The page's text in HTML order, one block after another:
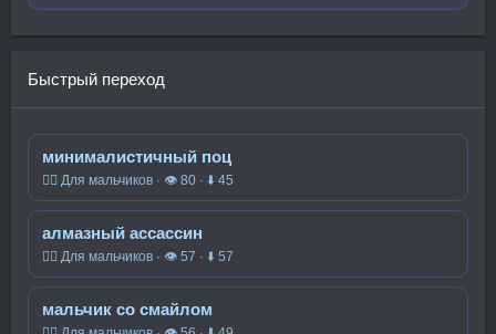
Быстрый переход
минималистичный поц
🧍‍♂️ Для мальчиков · 👁 80 · ⬇ 45
алмазный ассассин
🧍‍♂️ Для мальчиков · 👁 57 · ⬇ 57
мальчик со смайлом